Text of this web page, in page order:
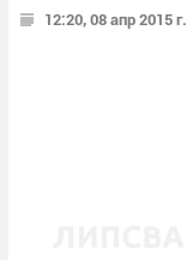
12:20, 08 апр 2015 г.